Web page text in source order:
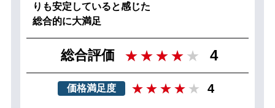
りも安定していると感じた
総合的に大満足
総合評価 4
価格満足度 4